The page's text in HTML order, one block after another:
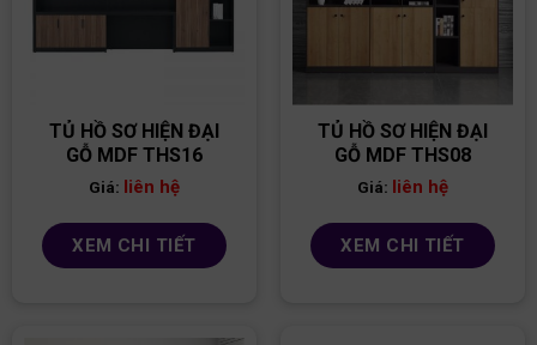
TỦ HỒ SƠ HIỆN ĐẠI
GỖ MDF THS16
Giá: liên hệ
XEM CHI TIẾT
TỦ HỒ SƠ HIỆN ĐẠI
GỖ MDF THS08
Giá: liên hệ
XEM CHI TIẾT